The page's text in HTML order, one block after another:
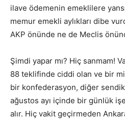
ilave ödemenin emeklilere
memur emekli aylıkları dibe
AKP önünde ne de Meclis
Şimdi yapar mı? Hiç sanmam!
88 teklifinde ciddi olan ve bir
bir konfederasyon, diğer
ağustos ayı içinde bir günlük
alır. Hiç vakit geçirmeden